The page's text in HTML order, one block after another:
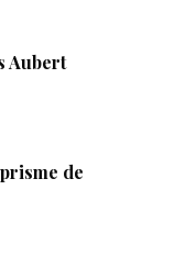
Aubert
de